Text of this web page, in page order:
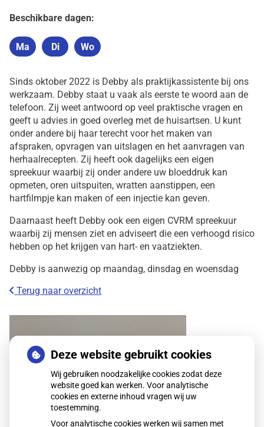
Beschikbare dagen:
Maandag
Ma Dinsdag
Di Woensdag
Wo
Sinds oktober 2022 is Debby als praktijkassistente bij ons
werkzaam. Debby staat u vaak als eerste te woord aan de
telefoon. Zij weet antwoord op veel praktische vragen en
geeft u advies in goed overleg met de huisartsen. U kunt
onder andere bij haar terecht voor het maken van
afspraken, opvragen van uitslagen en het aanvragen van
herhaalrecepten. Zij heeft ook dagelijks een eigen
spreekuur waarbij zij onder andere uw bloeddruk kan
opmeten, oren uitspuiten, wratten aanstippen, een
hartfilmpje kan maken of een injectie kan geven.
Daarnaast heeft Debby ook een eigen CVRM spreekuur
waarbij zij mensen ziet en adviseert die een verhoogd risico
hebben op het krijgen van hart- en vaatziekten.
Debby is aanwezig op maandag, dinsdag en woensdag
Terug naar overzicht
Deze website gebruikt cookies
Wij gebruiken noodzakelijke cookies zodat deze
website goed kan werken. Voor analytische
cookies en externe inhoud vragen wij uw
toestemming.
Voor analytische cookies werken wij samen met